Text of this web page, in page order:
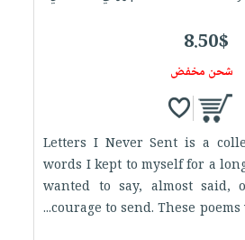
8.50$
شحن مخفض
Letters I Never Sent is a
words I kept to myself for a
wanted to say, almost said,
courage to send. These